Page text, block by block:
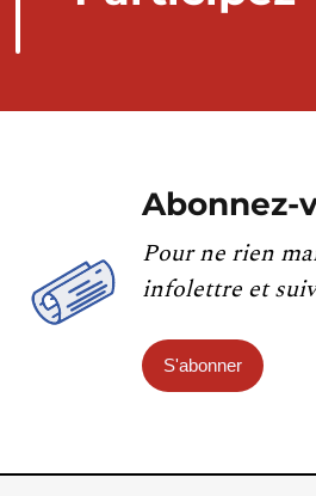
Abonnez-
Pour ne rien
infolettre et
S'abonner